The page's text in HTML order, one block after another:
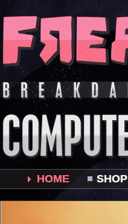
HOME SHOP